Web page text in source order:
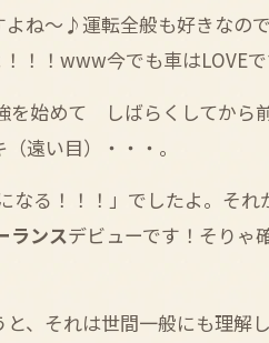
ね～♪運転全般も好きなの
！！www今でも車はLOVE
始めて しばらくしてから
遠い目）・・・。
なる！！！」でしたよ。それ
ランスデビューです！そりゃ
、それは世間一般にも理解